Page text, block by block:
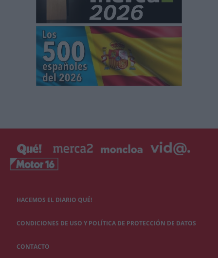
HACEMOS EL DIARIO QUÉ!
CONDICIONES DE USO Y POLÍTICA DE PROTECCIÓN DE DATOS
CONTACTO